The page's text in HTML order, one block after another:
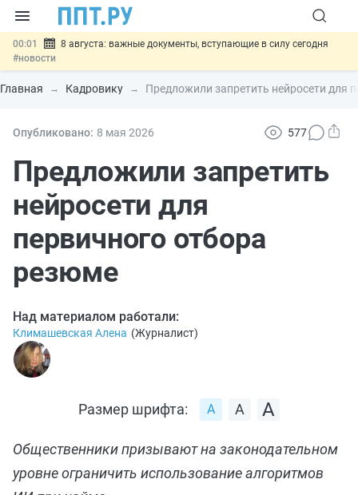
00:01
8 августа: важные документы, вступающие в силу сегодня
#новости
07.08 Подписан закон о блокировке продажи опасных товаров через
«Честный знак»#новости
07.08 Госпошлину за устранение ошибок в документах предлагают
07.08
отношений #новости
Главная Кадровику Предложили запретить нейросети для
Опубликовано: 8 мая 2026 577
Предложили запретить
нейросети для
первичного отбора
резюме
Над материалом работали:
Климашевская Алена (Журналист)
Размер шрифта:
Общественники призывают на законодательном
уровне ограничить использование алгоритмов